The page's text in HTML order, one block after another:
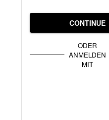
CONTINUE
ODER
ANMELDEN
MIT